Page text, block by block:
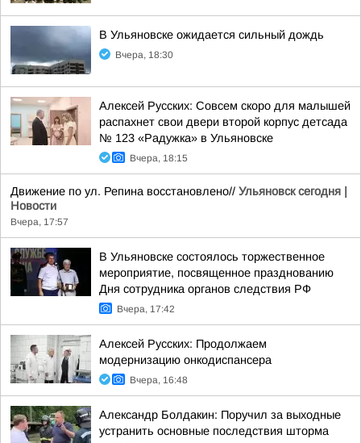
В Ульяновске ожидается сильный дождь
Вчера, 18:30
Алексей Русских: Совсем скоро для малышей
распахнет свои двери второй корпус детсада
№ 123 «Радужка» в Ульяновске
Вчера, 18:15
Движение по ул. Репина восстановлено// Ульяновск сегодня |
Новости
Вчера, 17:57
В Ульяновске состоялось торжественное
мероприятие, посвященное празднованию
Дня сотрудника органов следствия РФ
Вчера, 17:42
Алексей Русских: Продолжаем
модернизацию онкодиспансера
Вчера, 16:48
Александр Болдакин: Поручил за выходные
устранить основные последствия шторма